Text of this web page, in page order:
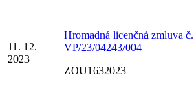
11. 12.
2023
Hromadná licenčná zmluva č.
VP/23/04243/004
ZOU1632023